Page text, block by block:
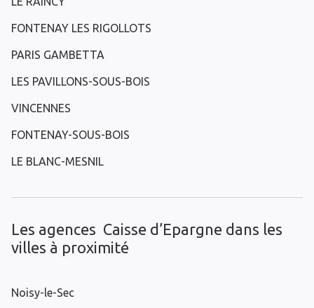
FONTENAY LES RIGOLLOTS
PARIS GAMBETTA
LES PAVILLONS-SOUS-BOIS
VINCENNES
FONTENAY-SOUS-BOIS
LE BLANC-MESNIL
Les agences Caisse d’Epargne dans les
villes à proximité
Noisy-le-Sec